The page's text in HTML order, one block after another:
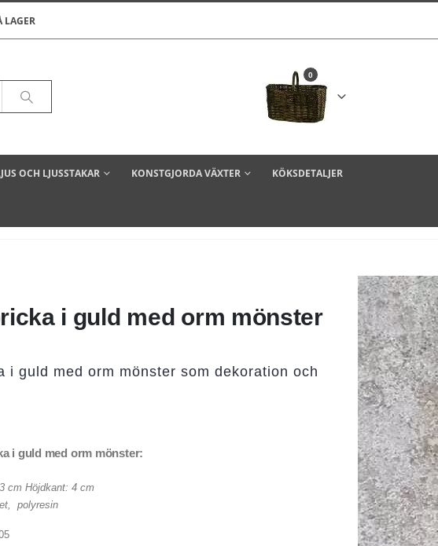
LAGER
0
OCH LJUSSTAKAR KONSTGJORDA VÄXTER KÖKSDETALJER
i guld med orm mönster
i guld med orm mönster som dekoration och
i guld med orm mönster:
cm Höjdkant: 4 cm
polyresin